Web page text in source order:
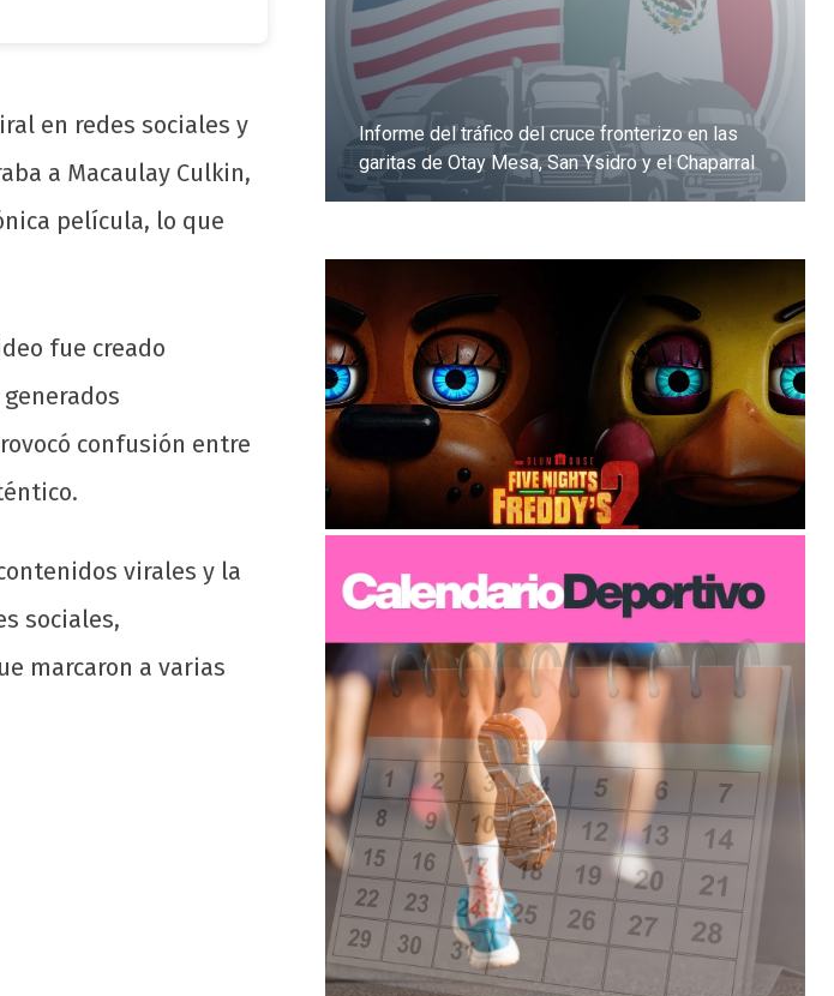
en redes sociales y
a Macaulay Culkin,
película, lo que
fue creado
confusión entre
virales y la
sociales,
marcaron a varias
Informe del tráfico del cruce fronterizo en las
garitas de Otay Mesa, San Ysidro y el Chaparral
Dale clic